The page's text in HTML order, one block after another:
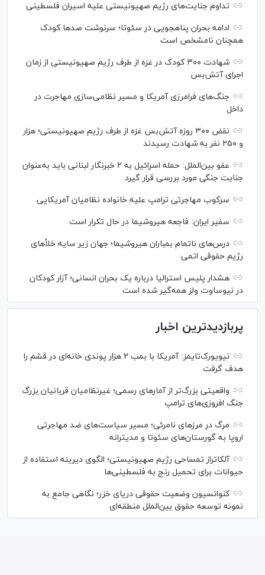
تداوم جنایت‌های رژیم صهیونیستی علیه اسیران فلسطینی
ادامه بحران پناهجویی در سئوتا؛ سرنوشت صدها کودک
همچنان نامشخص است
شهادت ۳۰۰ کودک در غزه از طرف رژیم صهیونیستی از زمان
اجرای آتش‌بس
جنگ‌های فرامرزی آمریکا و مسیر نظامی‌سازی مهاجرت در
داخل
نقض ۳۰۰ روزه آتش‌بس غزه از طرف رژیم صهیونیستی؛ هزار
و ۲۵۰ نفر به شهادت رسیدند
عفو بین‌الملل: حمله اسرائیل به ۲ خبرنگار لبنانی باید به‌عنوان
جنایت جنگی مورد بررسی قرار گیرد
سرکوب مهاجرتی ترامپ علیه خانواده نظامیان آمریکایی
سفیر ایران: فاجعه هیروشیما در حال تکرار است
درس‌های ناتمام بمباران هیروشیما؛ جهان زیر سایه خلأ‌های
رژیم حقوقی اتمی
هشدار پلیس استرالیا درباره یک بحران انسانی؛ آزار کودکان
در نیوساوت ولز همه‌گیر شده است
پربازدیدترین اخبار
نیویورک‌تایمز: آمریکا با بمب ۲ هزار پوندی خانه‌ای در قشم را
هدف گرفت
واقعیتی بزرگ‌تر از آمار‌های رسمی؛ غیرنظامیان قربانیان بزرگ
جنگ افروزی‌های ترامپ
مرگ در مرز‌های نامرئی؛ مسیر سیاست‌های ضد مهاجرتی
اروپا به گورستان‌های سئوتا و مدیترانه
آلکاتراز تمساحی رژیم صهیونیستی؛ الگوی دیرینه استفاده از
حیوانات برای تحمیل رنج به فلسطینی‌ها
کنوانسیون وضعیت حقوقی دریای خزر؛ نگاهی جامع به
نمونه توسعه حقوق بین‌الملل منطقه‌ای